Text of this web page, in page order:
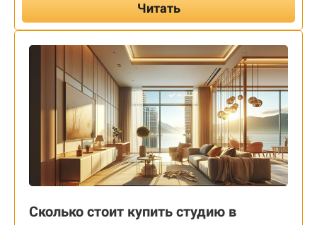
Читать
Сколько стоит купить студию в